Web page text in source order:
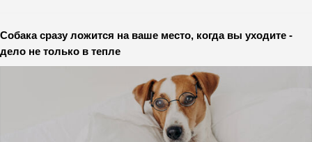
Собака сразу ложится на ваше место, когда вы уходите -
дело не только в тепле